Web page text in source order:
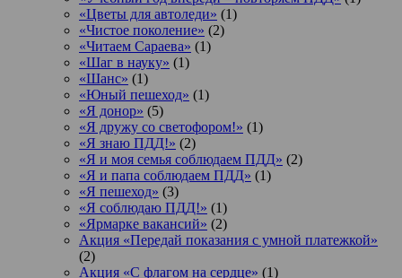
«Цветы для автоледи» (1)
«Чистое поколение» (2)
«Читаем Сараева» (1)
«Шаг в науку» (1)
«Шанс» (1)
«Юный пешеход» (1)
«Я донор» (5)
«Я дружу со светофором!» (1)
«Я знаю ПДД!» (2)
«Я и моя семья соблюдаем ПДД» (2)
«Я и папа соблюдаем ПДД» (1)
«Я пешеход» (3)
«Я соблюдаю ПДД!» (1)
«Ярмарке вакансий» (2)
Акция «Передай показания с умной платежкой»
(2)
Акция «С флагом на сердце» (1)